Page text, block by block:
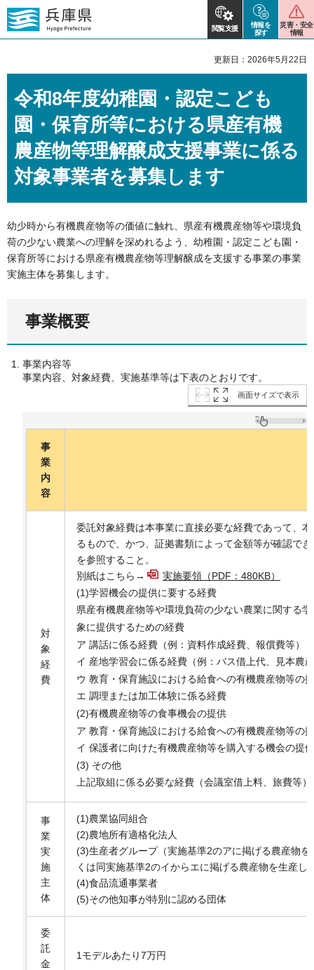
閲覧支援
情報を
探す
災害・安全
情報
更新日：2026年5月22日
令和8年度幼稚園・認定こども
園・保育所等における県産有機
農産物等理解醸成支援事業に係る
対象事業者を募集します
幼少時から有機農産物等の価値に触れ、県産有機農産物等や環境負
荷の少ない農業への理解を深めれるよう、幼稚園・認定こども園・
保育所等における県産有機農産物等理解醸成を支援する事業の事業
実施主体を募集します。
事業概要
事業内容等
事業内容、対象経費、実施基準等は下表のとおりです。
画面サイズで表示
事
業
内
容
対
象
経
費
委託対象経費は本事業に直接必要な経費であって、
るもので、かつ、証拠書類によって金額等が確認で
を参照すること。
別紙はこちら→
実施要領（PDF：480KB）
(1)学習機会の提供に要する経費
県産有機農産物等や環境負荷の少ない農業に関する
象に提供するための経費
ア 講話に係る経費（例：資料作成経費、報償費等）
イ 産地学習会に係る経費（例：バス借上代、見本農
ウ 教育・保育施設における給食への有機農産物等の
エ 調理または加工体験に係る経費
(2)有機農産物等の食事機会の提供
ア 教育・保育施設における給食への有機農産物等の
イ 保護者に向けた有機農産物等を購入する機会の提
(3) その他
上記取組に係る必要な経費（会議室借上料、旅費等）
事
業
実
施
主
体
(1)農業協同組合
(2)農地所有適格化法人
(3)生産者グループ（実施基準2のアに掲げる農産物
くは同実施基準2のイからエに掲げる農産物を生産し
(4)食品流通事業者
(5)その他知事が特別に認める団体
委
託
金
1モデルあたり7万円